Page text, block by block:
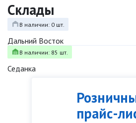
прайс-
Склады
В наличии: 0 шт.
Дальний Восток
В наличии: 85 шт.
Седанка